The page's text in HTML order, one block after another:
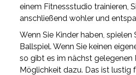
einem Fitnessstudio trainieren,
anschließend wohler und
Wenn Sie Kinder haben, spielen
Ballspiel. Wenn Sie keinen
so gibt es im nächst gelegenen
Möglichkeit dazu. Das ist lustig